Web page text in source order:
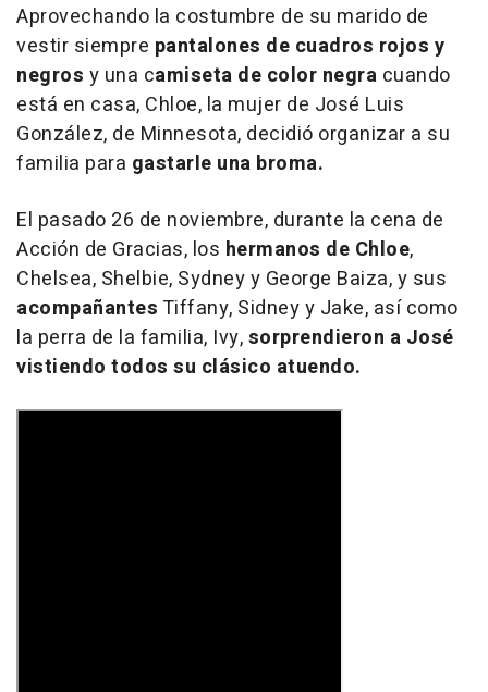
Aprovechando la costumbre de su marido de
vestir siempre pantalones de cuadros rojos y
negros y una camiseta de color negra cuando
está en casa, Chloe, la mujer de José Luis
González, de Minnesota, decidió organizar a su
familia para gastarle una broma.
El pasado 26 de noviembre, durante la cena de
Acción de Gracias, los hermanos de Chloe,
Chelsea, Shelbie, Sydney y George Baiza, y sus
acompañantes Tiffany, Sidney y Jake, así como
la perra de la familia, Ivy,sorprendieron a José
vistiendo todos su clásico atuendo.